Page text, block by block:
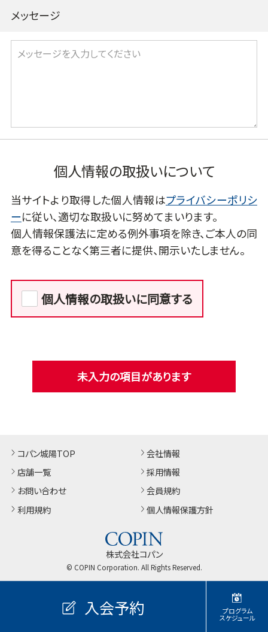
メッセージ
個人情報の取扱いについて
当サイトより取得した個人情報はプライバシーポリシ
ーに従い、適切な取扱いに努めてまいります。
個人情報保護法に定める例外事項を除き、ご本人の同
意を得ることなく第三者に提供、開示いたしません。
個人情報の取扱いに同意する
未入力の項目があります
コパン城陽TOP
店舗一覧
お問い合わせ
利用規約
会社情報
採用情報
会員規約
個人情報保護方針
株式会社コパン
© COPIN Corporation. All Rights Reserved.
入会予約
プログラム
スケジュール